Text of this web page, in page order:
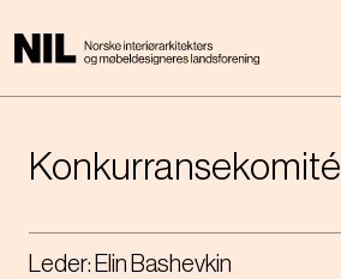
p
Konkurransekomité
Leder: Elin Bashevkin